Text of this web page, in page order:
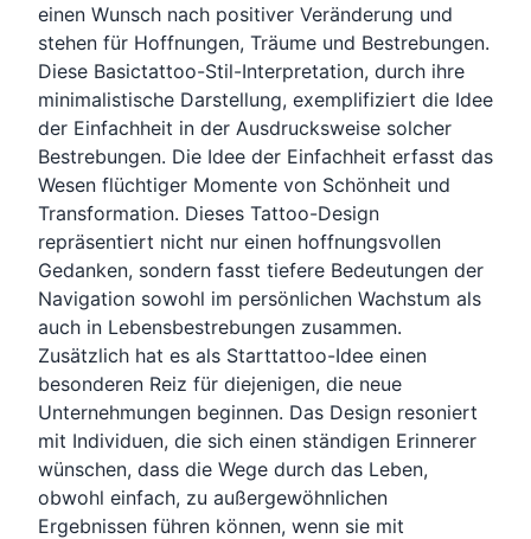
einen Wunsch nach positiver Veränderung und
stehen für Hoffnungen, Träume und Bestrebungen.
Diese Basictattoo-Stil-Interpretation, durch ihre
minimalistische Darstellung, exemplifiziert die Idee
der Einfachheit in der Ausdrucksweise solcher
Bestrebungen. Die Idee der Einfachheit erfasst das
Wesen flüchtiger Momente von Schönheit und
Transformation. Dieses Tattoo-Design
repräsentiert nicht nur einen hoffnungsvollen
Gedanken, sondern fasst tiefere Bedeutungen der
Navigation sowohl im persönlichen Wachstum als
auch in Lebensbestrebungen zusammen.
Zusätzlich hat es als Starttattoo-Idee einen
besonderen Reiz für diejenigen, die neue
Unternehmungen beginnen. Das Design resoniert
mit Individuen, die sich einen ständigen Erinnerer
wünschen, dass die Wege durch das Leben,
obwohl einfach, zu außergewöhnlichen
Ergebnissen führen können, wenn sie mit